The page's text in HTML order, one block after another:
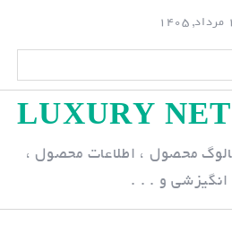
LUXURY
محصول ، اطلاعات محصول ،
انگیزشی و . . .